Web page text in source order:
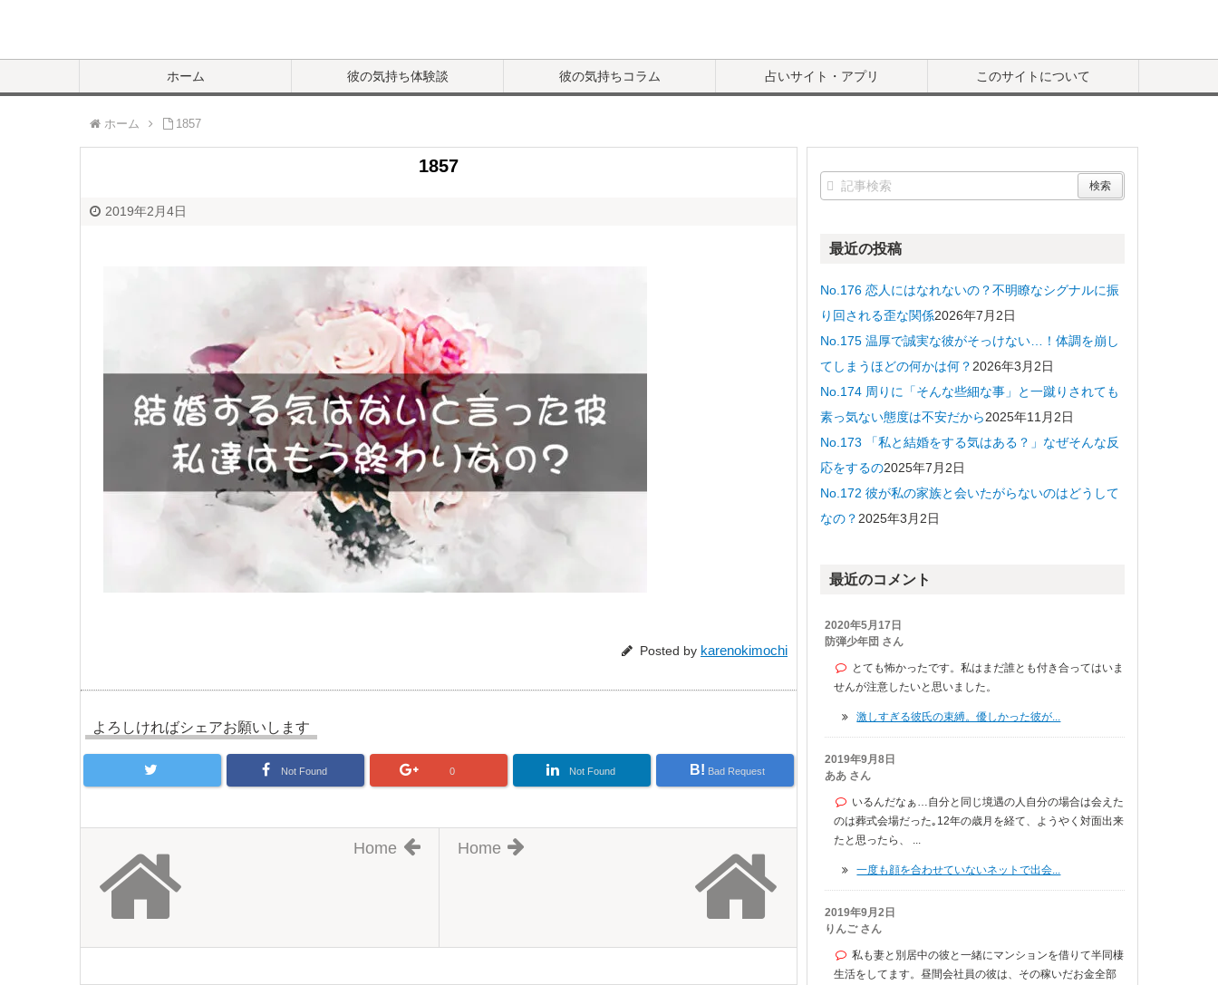
ホーム 彼の気持ち体験談 彼の気持ちコラム 占いサイト・アプリ このサイトについて
ホーム 1857
1857
2019年2月4日
Posted by karenokimochi
よろしければシェアお願いします
Not Found 0 Not Found B! Bad Request
Home
Home
最近の投稿
No.176 恋人にはなれないの？不明瞭なシグナルに振
り回される歪な関係2026年7月2日
No.175 温厚で誠実な彼がそっけない…！体調を崩し
てしまうほどの何かは何？ 2026年3月2日
No.174 周りに「そんな些細な事」と一蹴りされても
素っ気ない態度は不安だから2025年11月2日
No.173 「私と結婚をする気はある？」なぜそんな反
応をするの2025年7月2日
No.172 彼が私の家族と会いたがらないのはどうして
なの？ 2025年3月2日
最近のコメント
2020年5月17日
防弾少年団 さん
とても怖かったです。私はまだ誰とも付き合ってはいま
せんが注意したいと思いました。
激しすぎる彼氏の束縛。優しかった彼が...
2019年9月8日
ああ さん
いるんだなぁ…自分と同じ境遇の人自分の場合は会えた
のは葬式会場だった｡12年の歳月を経て、ようやく対面出来
たと思ったら、 ...
一度も顔を合わせていないネットで出会...
2019年9月2日
りんご さん
私も妻と別居中の彼と一緒にマンションを借りて半同棲
生活をしてます。昼間会社員の彼は、その稼いだお金全部